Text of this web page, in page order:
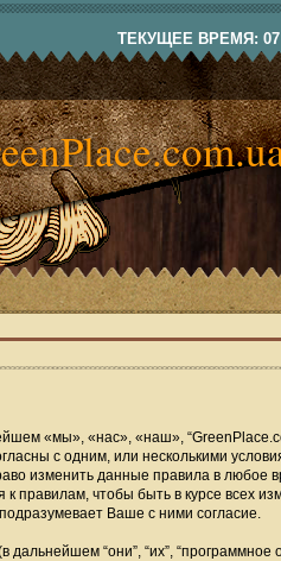
ТЕКУЩЕЕ ВРЕМЯ: 07
«мы», «нас», «наш»,
с одним, или несколькими
изменить данные правила в любое
правилам, чтобы быть в курсе всех
Ваше с ними согласие.
“они”, “их”, “программное